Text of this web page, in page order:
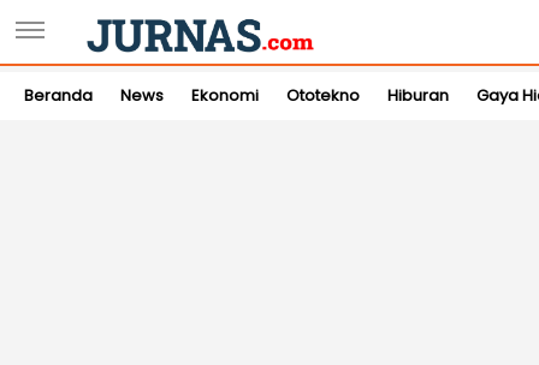
Beranda News Ekonomi Ototekno Hiburan Gaya